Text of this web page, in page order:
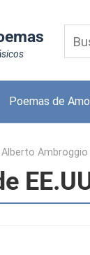
Poemas de
Alberto